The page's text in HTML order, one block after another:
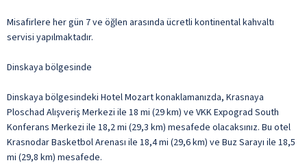
Misafirlere her gün 7 ve öğlen arasında ücretli kontinental kahvaltı
servisi yapılmaktadır.
Dinskaya bölgesinde
Dinskaya bölgesindeki Hotel Mozart konaklamanızda, Krasnaya
Ploschad Alışveriş Merkezi ile 18 mi (29 km) ve VKK Expograd South
Konferans Merkezi ile 18,2 mi (29,3 km) mesafede olacaksınız. Bu otel
Krasnodar Basketbol Arenası ile 18,4 mi (29,6 km) ve Buz Sarayı ile 18,5
mi (29,8 km) mesafede.